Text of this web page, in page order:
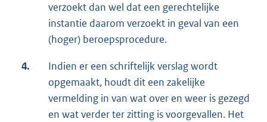
verzoekt dan wel dat een gerechtelijke
instantie daarom verzoekt in geval van een
(hoger) beroepsprocedure.
4.
Indien er een schriftelijk verslag wordt
opgemaakt, houdt dit een zakelijke
vermelding in van wat over en weer is gezegd
en wat verder ter zitting is voorgevallen. Het